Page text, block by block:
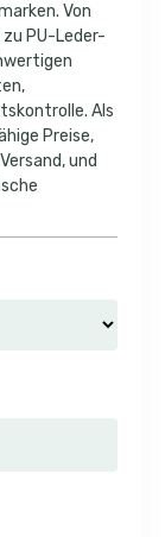
Von
PU-Leder-
Als
Preise,
und